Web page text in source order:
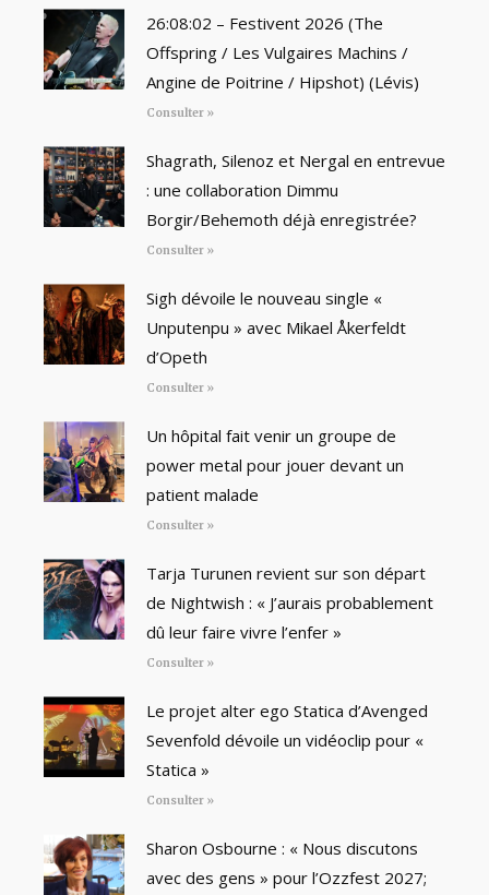
26:08:02 – Festivent 2026 (The
Offspring / Les Vulgaires Machins /
Angine de Poitrine / Hipshot) (Lévis)
Consulter »
Shagrath, Silenoz et Nergal en entrevue
: une collaboration Dimmu
Borgir/Behemoth déjà enregistrée?
Consulter »
Sigh dévoile le nouveau single «
Unputenpu » avec Mikael Åkerfeldt
d’Opeth
Consulter »
Un hôpital fait venir un groupe de
power metal pour jouer devant un
patient malade
Consulter »
Tarja Turunen revient sur son départ
de Nightwish : « J’aurais probablement
dû leur faire vivre l’enfer »
Consulter »
Le projet alter ego Statica d’Avenged
Sevenfold dévoile un vidéoclip pour «
Statica »
Consulter »
Sharon Osbourne : « Nous discutons
avec des gens » pour l’Ozzfest 2027;